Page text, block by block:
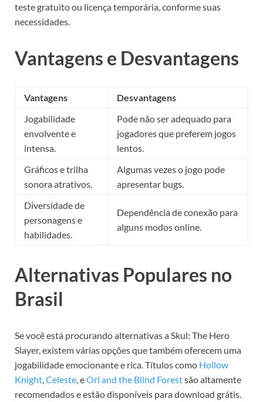
teste gratuito ou licença temporária, conforme suas
necessidades.
Vantagens e Desvantagens
Vantagens
Desvantagens
Jogabilidade
envolvente e
intensa.
Pode não ser adequado para
jogadores que preferem jogos
lentos.
Gráficos e trilha
sonora atrativos.
Algumas vezes o jogo pode
apresentar bugs.
Diversidade de
personagens e
habilidades.
Dependência de conexão para
alguns modos online.
Alternativas Populares no
Brasil
Se você está procurando alternativas a Skul: The Hero
Slayer, existem várias opções que também oferecem uma
jogabilidade emocionante e rica. Títulos como Hollow
Knight,Celeste, eOri and the Blind Forestsão altamente
recomendados e estão disponíveis para download grátis.